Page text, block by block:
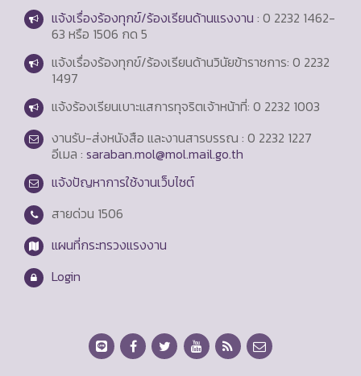
แจ้งเรื่องร้องทุกข์/ร้องเรียนด้านแรงงาน : 0 2232 1462-
63 หรือ 1506 กด 5
แจ้งเรื่องร้องทุกข์/ร้องเรียนด้านวินัยข้าราชการ: 0 2232
1497
แจ้งร้องเรียนเบาะแสการทุจริตเจ้าหน้าที่: 0 2232 1003
งานรับ-ส่งหนังสือ และงานสารบรรณ : 0 2232 1227
อีเมล : saraban.mol@mol.mail.go.th
แจ้งปัญหาการใช้งานเว็บไซต์
สายด่วน 1506
แผนที่กระทรวงแรงงาน
Login